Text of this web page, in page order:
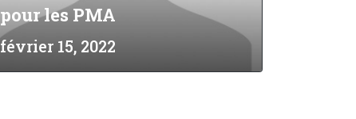
pour les PMA
février 15, 2022